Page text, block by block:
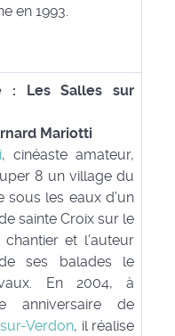
en 1993.
: Les Salles sur
Mariotti
, cinéaste amateur,
8 un village du
sous les eaux d’un
sainte Croix sur le
et l’auteur
ses balades le
En 2004, à
anniversaire de
Verdon, il réalise